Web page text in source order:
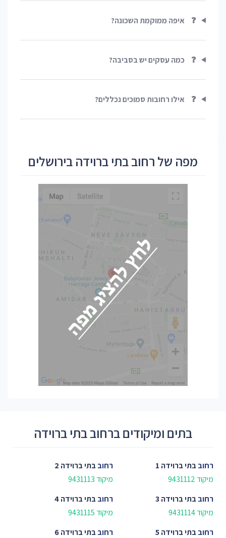
❓ איפה ממוקמת השכונה?
❓ כמה עסקים יש בסביבה?
❓ אילו רחובות סמוכים נכללים?
מפה של רחוב בתי ברוידה בירושלים
בתים ומיקודים ברחוב בתי ברוידה
רחובבתי ברוידה 1
מיקוד 9431112
רחובבתי ברוידה 2
מיקוד 9431113
רחובבתי ברוידה 3
מיקוד 9431114
רחובבתי ברוידה 4
מיקוד 9431115
רחובבתי ברוידה 5
רחובבתי ברוידה 6